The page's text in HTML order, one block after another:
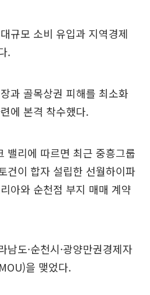
규모 소비 유입과 지역경제
.
과 골목상권 피해를 최소화
에 본격 착수했다.
밸리에 따르면 최근 중흥그룹
건이 합자 설립한 선월하이파
아와 순천점 부지 매매 계약
남도·순천시·광양만권경제자
을 맺었다.